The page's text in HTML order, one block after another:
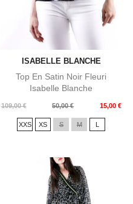
ISABELLE BLANCHE
Top En Satin Noir Fleuri
Isabelle Blanche
109,00 €
Prix
50,00 € 15,00 €
Prix
XXS XS S M